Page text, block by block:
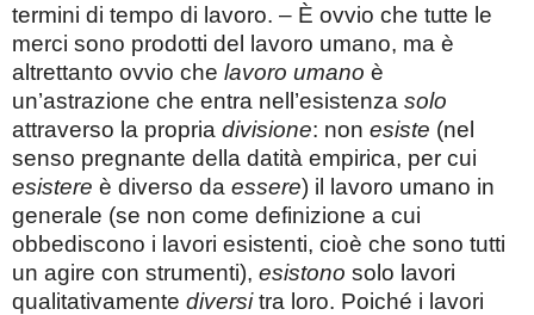
termini di tempo di lavoro. – È ovvio che tutte le
merci sono prodotti del lavoro umano, ma è
altrettanto ovvio che lavoro umano è
un’astrazione che entra nell’esistenza solo
attraverso la propria divisione: non esiste (nel
senso pregnante della datità empirica, per cui
esistere è diverso da essere) il lavoro umano in
generale (se non come definizione a cui
obbediscono i lavori esistenti, cioè che sono tutti
un agire con strumenti), esistono solo lavori
qualitativamente diversitra loro. Poiché i lavori